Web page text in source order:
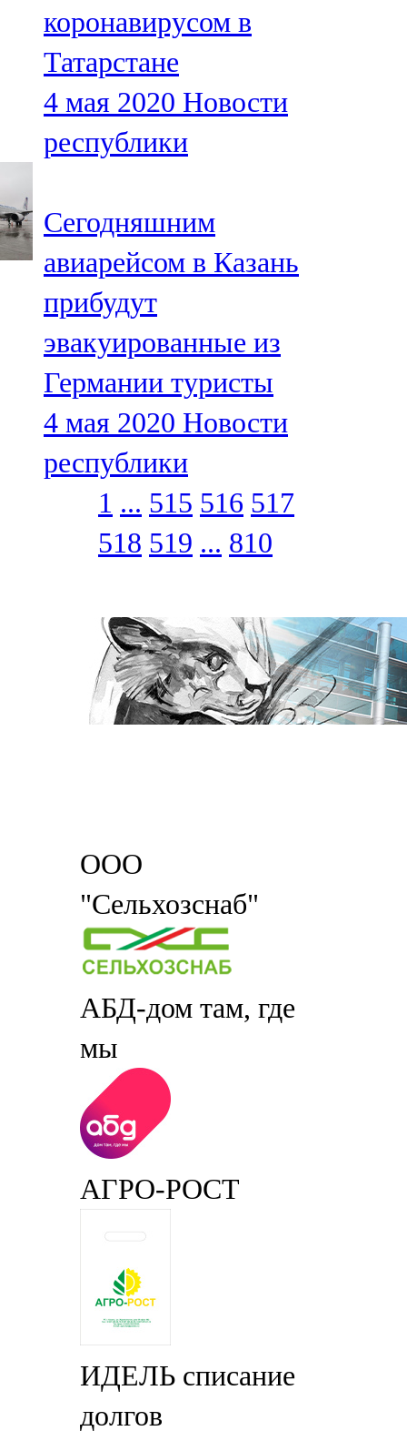
коронавирусом в
Татарстане
4 мая 2020 Новости
республики
Сегодняшним
авиарейсом в Казань
прибудут
эвакуированные из
Германии туристы
4 мая 2020 Новости
республики
1 ... 515 516 517
518 519 ... 810
ООО
"Сельхозснаб"
АБД-дом там, где
мы
АГРО-РОСТ
ИДЕЛЬ списание
долгов